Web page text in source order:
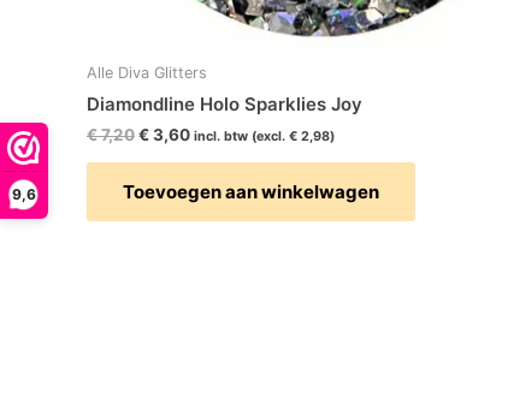
9,6
Alle Diva Glitters
Diamondline Holo Sparklies Joy
€7,20€3,60 incl. btw (excl. € 2,98)
Toevoegen aan winkelwagen